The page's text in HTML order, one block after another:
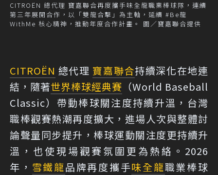
CITROËN 總代理 寶嘉聯合再度攜手味全龍職業棒球隊，連續
第三年展開合作，以「雙龍合擊」為主軸，延續 #Be龍
WithMe 核心精神，推動年度合作計畫。 圖／寶嘉聯合提供
CITROËN 總代理 寶嘉聯合持續深化在地連
結，隨著世界棒球經典賽 （World Baseball
Classic）帶動棒球關注度持續升溫，台灣
職棒觀賽熱潮再度擴大，進場人次與整體討
論聲量同步提升，棒球運動關注度更持續升
溫，也使現場觀賽氛圍更為熱絡。2026
年， 雪鐵龍品牌再度攜手味全龍職業棒球